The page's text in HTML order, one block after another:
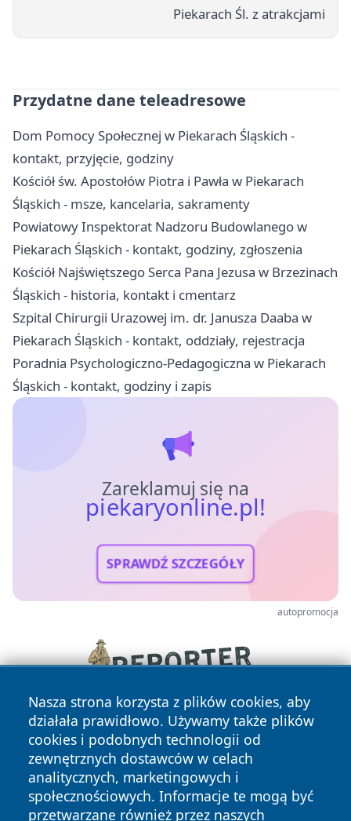
Piekarach Śl. z atrakcjami
Przydatne dane teleadresowe
Dom Pomocy Społecznej w Piekarach Śląskich -
kontakt, przyjęcie, godziny
Kościół św. Apostołów Piotra i Pawła w Piekarach
Śląskich - msze, kancelaria, sakramenty
Powiatowy Inspektorat Nadzoru Budowlanego w
Piekarach Śląskich - kontakt, godziny, zgłoszenia
Kościół Najświętszego Serca Pana Jezusa w Brzezinach
Śląskich - historia, kontakt i cmentarz
Szpital Chirurgii Urazowej im. dr. Janusza Daaba w
Piekarach Śląskich - kontakt, oddziały, rejestracja
Poradnia Psychologiczno-Pedagogiczna w Piekarach
Śląskich - kontakt, godziny i zapis
Zareklamuj się na
piekaryonline.pl!
SPRAWDŹ SZCZEGÓŁY
autopromocja
Nasza strona korzysta z plików cookies, aby
działała prawidłowo. Używamy także plików
cookies i podobnych technologii od
zewnętrznych dostawców w celach
analitycznych, marketingowych i
społecznościowych. Informacje te mogą być
przetwarzane również przez naszych